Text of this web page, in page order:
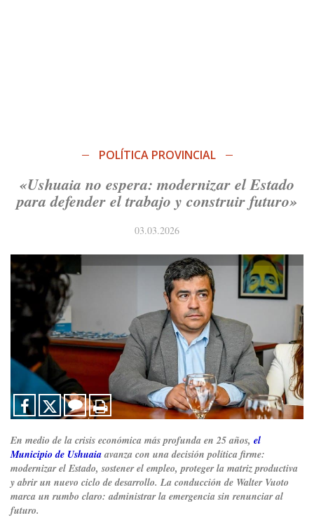
POLÍTICA PROVINCIAL
«Ushuaia no espera: modernizar el Estado
para defender el trabajo y construir futuro»
03.03.2026
En medio de la crisis económica más profunda en 25 años, el
Municipio de Ushuaiaavanza con una decisión política firme:
modernizar el Estado, sostener el empleo, proteger la matriz productiva
y abrir un nuevo ciclo de desarrollo. La conducción de Walter Vuoto
marca un rumbo claro: administrar la emergencia sin renunciar al
futuro.